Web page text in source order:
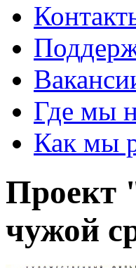
Где мы
Как мы
Проект
чужой